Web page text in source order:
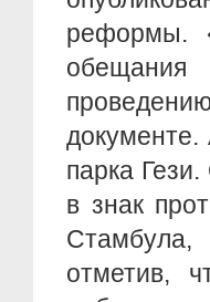
реформы.
обещания
документе.
парка
в знак
Стамбула,
отметив,